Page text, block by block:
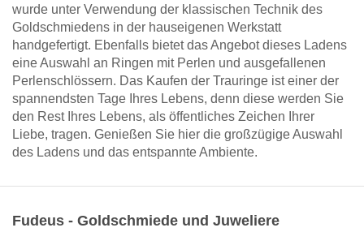
wurde unter Verwendung der klassischen Technik des
Goldschmiedens in der hauseigenen Werkstatt
handgefertigt. Ebenfalls bietet das Angebot dieses Ladens
eine Auswahl an Ringen mit Perlen und ausgefallenen
Perlenschlössern. Das Kaufen der Trauringe ist einer der
spannendsten Tage Ihres Lebens, denn diese werden Sie
den Rest Ihres Lebens, als öffentliches Zeichen Ihrer
Liebe, tragen. Genießen Sie hier die großzügige Auswahl
des Ladens und das entspannte Ambiente.
Fudeus - Goldschmiede und Juweliere